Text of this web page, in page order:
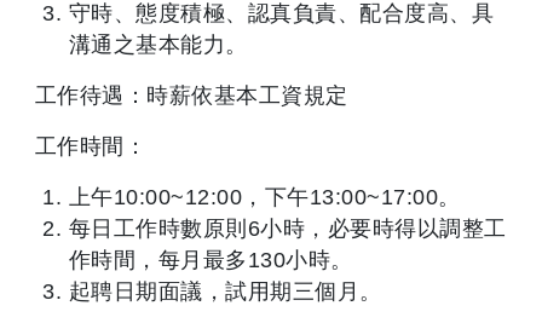
守時、態度積極、認真負責、配合度高、具
溝通之基本能力。
工作待遇：時薪依基本工資規定
工作時間：
上午10:00~12:00，下午13:00~17:00。
每日工作時數原則6小時，必要時得以調整工
作時間，每月最多130小時。
起聘日期面議，試用期三個月。